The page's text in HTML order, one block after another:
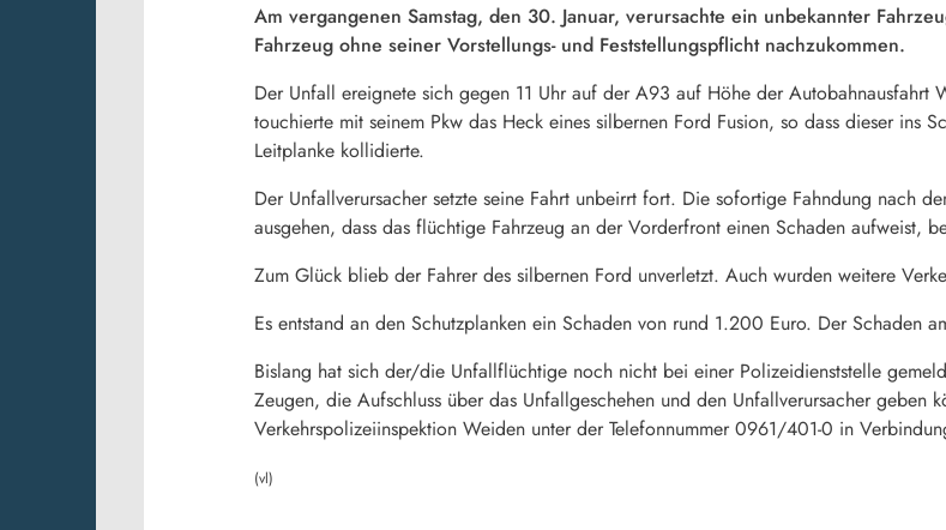
Am vergangenen Samstag, den 30. Januar, verursachte ein unbekannter
Fahrzeug ohne seiner Vorstellungs- und Feststellungspflicht nachzukommen.
Der Unfall ereignete sich gegen 11 Uhr auf der A93 auf Höhe der Autobahnausfahrt
touchierte mit seinem Pkw das Heck eines silbernen Ford Fusion, so dass dieser ins
Leitplanke kollidierte.
Der Unfallverursacher setzte seine Fahrt unbeirrt fort. Die sofortige Fahndung nach
ausgehen, dass das flüchtige Fahrzeug an der Vorderfront einen Schaden aufweist,
Zum Glück blieb der Fahrer des silbernen Ford unverletzt. Auch wurden weitere
Es entstand an den Schutzplanken ein Schaden von rund 1.200 Euro. Der Schaden
Bislang hat sich der/die Unfallflüchtige noch nicht bei einer Polizeidienststelle
Zeugen, die Aufschluss über das Unfallgeschehen und den Unfallverursacher geben
Verkehrspolizeiinspektion Weiden unter der Telefonnummer 0961/401-0 in
(vl)